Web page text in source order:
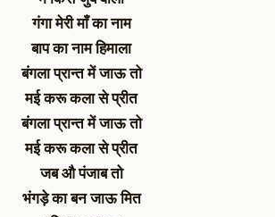
गंगा मेरी माँ का नाम
बाप का नाम हिमाला
बंगला प्रान्त में जाऊ तो
मई करू कला से प्रीत
बंगला प्रान्त में जाऊ तो
मई करू कला से प्रीत
जब औ पंजाब तो
भंगड़े का बन जाऊ मित